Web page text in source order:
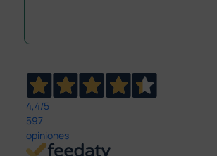
4,4/5
597
opiniones